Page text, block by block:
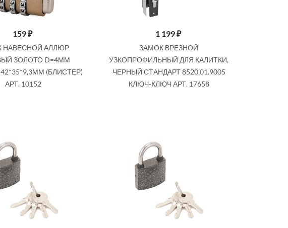
179 ₽
ЦАМ ЦМ
AB БРОНЗА 5КЛ.
SALE
₽ 229 ₽
ЗАЩЕЛКА ШАРИКОВАЯ TRODOS
03.02.33 (БРОНЗА) 206014
159₽
НАВЕСНОЙ АЛЛЮР
ЗОЛОТО D=4ММ
(БЛИСТЕР)
АРТ. 10152
1 199₽
ЗАМОК ВРЕЗНОЙ
УЗКОПРОФИЛЬНЫЙ ДЛЯ КАЛИТКИ,
ЧЕРНЫЙ СТАНДАРТ 8520.01.9005
КЛЮЧ-КЛЮЧ АРТ. 17658